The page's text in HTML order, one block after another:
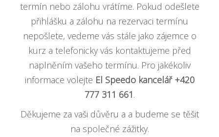
termín nebo zálohu vrátíme. Pokud odešlete
přihlášku a zálohu na rezervaci termínu
nepošlete, vedeme vás stále jako zájemce o
kurz a telefonicky vás kontaktujeme před
naplněním vašeho termínu. Pro jakékoliv
informace volejte El Speedo kancelář +420
777 311 661.
Děkujeme za vaši důvěru a a budeme se těšit
na společné zážitky.